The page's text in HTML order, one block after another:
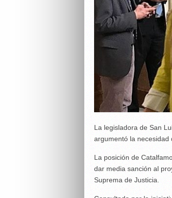
La legisladora de San
argumentó la
La posición de
dar media sanción al
Suprema de Justicia.